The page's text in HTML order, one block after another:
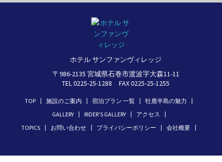
ホテル サンファンヴィレッジ
〒986-2135 宮城県石巻市渡波字大森11-11
TEL 0225-25-1288 FAX 0225-25-1255
TOP 施設のご案内 宿泊プラン 一覧
牡鹿半島の魅力
GALLERY
RIDER’S GALLERY
アクセス
TOPICS
お問い合わせ プライバシーポリシー 会社概要